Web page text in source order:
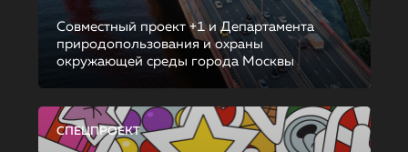
Совместный проект +1 и Департамента
природопользования и охраны
окружающей среды города Москвы
СПЕЦПРОЕКТ